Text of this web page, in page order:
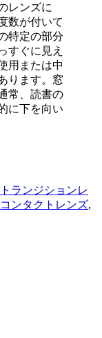
レンズに
数が付いて
特定の部分
すぐに見え
用または中
ります。窓
常、読書の
に下を向い
トランジションレ
ンタクトレンズ,